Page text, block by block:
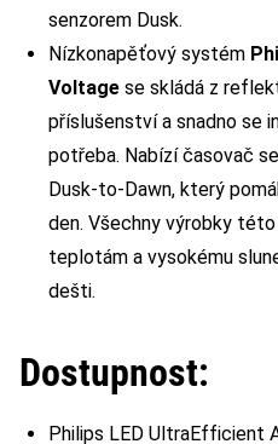
senzorem Dusk.
Nízkonapěťový systém
Voltage se skládá z
příslušenství a snadno se
potřeba. Nabízí časovač
Dusk-to-Dawn, který
den. Všechny výrobky
teplotám a vysokému
dešti.
Dostupnost:
Philips LED UltraEfficient